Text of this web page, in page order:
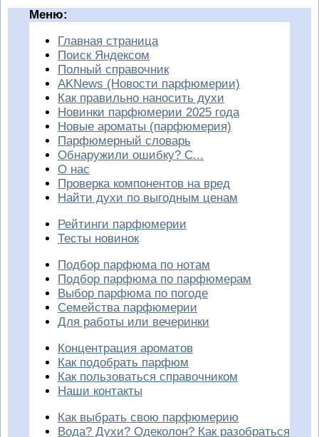
Меню:
Главная страница
Поиск Яндексом
Полный справочник
AKNews (Новости парфюмерии)
Как правильно наносить духи
Новинки парфюмерии 2025 года
Новые ароматы (парфюмерия)
Парфюмерный словарь
Обнаружили ошибку? С...
О нас
Проверка компонентов на вред
Найти духи по выгодным ценам
Рейтинги парфюмерии
Тесты новинок
Подбор парфюма по нотам
Подбор парфюма по парфюмерам
Выбор парфюма по погоде
Семейства парфюмерии
Для работы или вечеринки
Концентрация ароматов
Как подобрать парфюм
Как пользоваться справочником
Наши контакты
Как выбрать свою парфюмерию
Вода? Духи? Одеколон? Как разобраться